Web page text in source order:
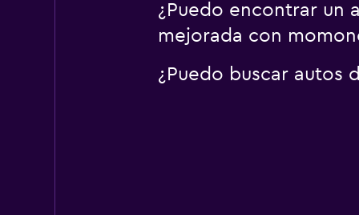
¿Puedo encontrar un
mejorada con
¿Puedo buscar